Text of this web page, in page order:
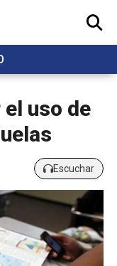
BUSCAR
uso de
Escuchar